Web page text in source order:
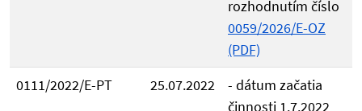
rozhodnutím číslo
0059/2026/E-OZ
(PDF)
0111/2022/E-PT
25.07.2022
- dátum začatia
činnosti 1.7.2022